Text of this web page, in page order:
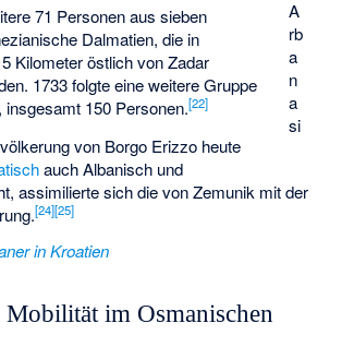
A
rb
a
n
a
si
71 Personen aus sieben
Dalmatien, die in
Kilometer östlich von Zadar
1733 folgte eine weitere Gruppe
insgesamt 150 Personen.[22]
von Borgo Erizzo heute
auch Albanisch und
assimilierte sich die von Zemunik mit der
[24][25]
in Kroatien
im Osmanischen